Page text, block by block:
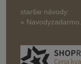
staršie návody:
»